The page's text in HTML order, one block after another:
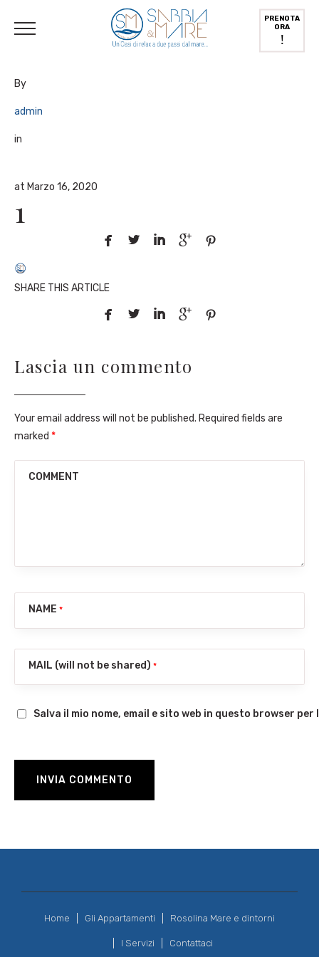
PRENOTA
ORA
!
By
admin
in
at Marzo 16, 2020
1
    
SHARE THIS ARTICLE
    
Lascia un commento
Your email address will not be published. Required fields are
marked *
COMMENT
NAME *
MAIL (will not be shared) *
Salva il mio nome, email e sito web in questo browser
Home Gli Appartamenti Rosolina Mare e dintorni
I Servizi Contattaci
Inglese) Deutsch ( Tedesco Italiano